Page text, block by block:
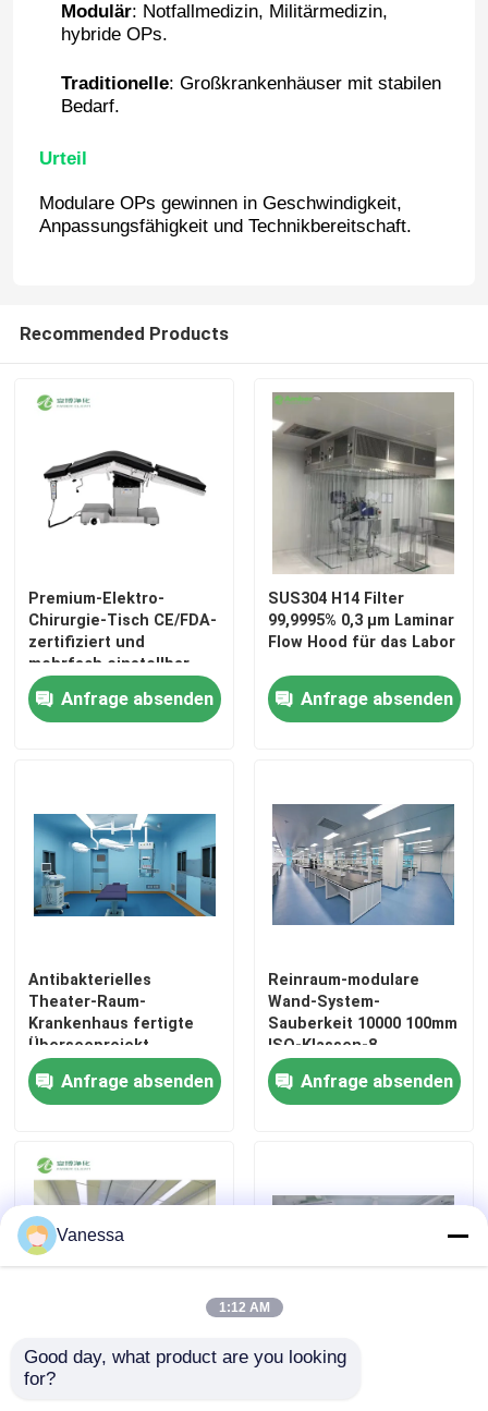
Fabrik-Ausflug
Treten Sie mit uns in Verbindung
Nachrichten
Modularer Operationssaal
Modularer Reinraum
Automatische Krankenhaus-Tür
chirurgischer Operationstisch
Chirurgisches Licht LED
Operationssaal für Chirurgie
Modulär: Notfallmedizin, Militärmedizin,
hybride OPs.
Traditionelle: Großkrankenhäuser mit stabilen
Bedarf.
Urteil
Modulare OPs gewinnen in Geschwindigkeit,
Anpassungsfähigkeit und Technikbereitschaft.
Recommended Products
Premium-Elektro-
Chirurgie-Tisch CE/FDA-
zertifiziert und
mehrfach einstellbar
Anfrage absenden
SUS304 H14 Filter
99,9995% 0,3 μm Laminar
Flow Hood für das Labor
Anfrage absenden
Antibakterielles
Theater-Raum-
Krankenhaus fertigte
Überseeprojekt
besonders an
Anfrage absenden
Reinraum-modulare
Wand-System-
Sauberkeit 10000 100mm
ISO-Klassen-8
Anfrage absenden
AMBER Modular Laminar
Hospital Theater Design
Gynäkologie-
Vanessa
1:12 AM
Good day, what product are you looking
for?